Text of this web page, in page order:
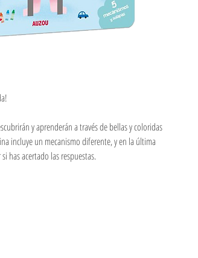
y aprenderán a través de bellas y coloridas
incluye un mecanismo diferente, y en la última
has acertado las respuestas.